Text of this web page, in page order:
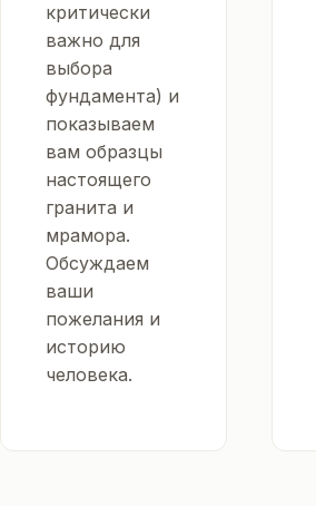
критически
важно для
выбора
фундамента) и
показываем
вам образцы
настоящего
гранита и
мрамора.
Обсуждаем
ваши
пожелания и
историю
человека.